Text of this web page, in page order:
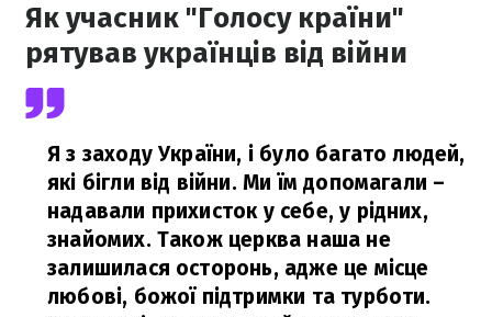
Як учасник "Голосу країни"
рятував українців від війни
Я з заходу України, і було багато людей,
які бігли від війни. Ми їм допомагали –
надавали прихисток у себе, у рідних,
знайомих. Також церква наша не
залишилася осторонь, адже це місце
любові, божої підтримки та турботи.